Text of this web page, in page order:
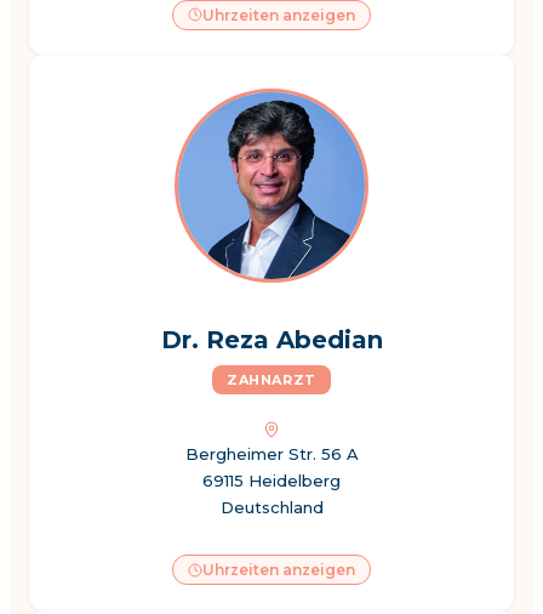
Uhrzeiten anzeigen
Dr. Reza Abedian
ZAHNARZT
Bergheimer Str. 56 A
69115 Heidelberg
Deutschland
Uhrzeiten anzeigen